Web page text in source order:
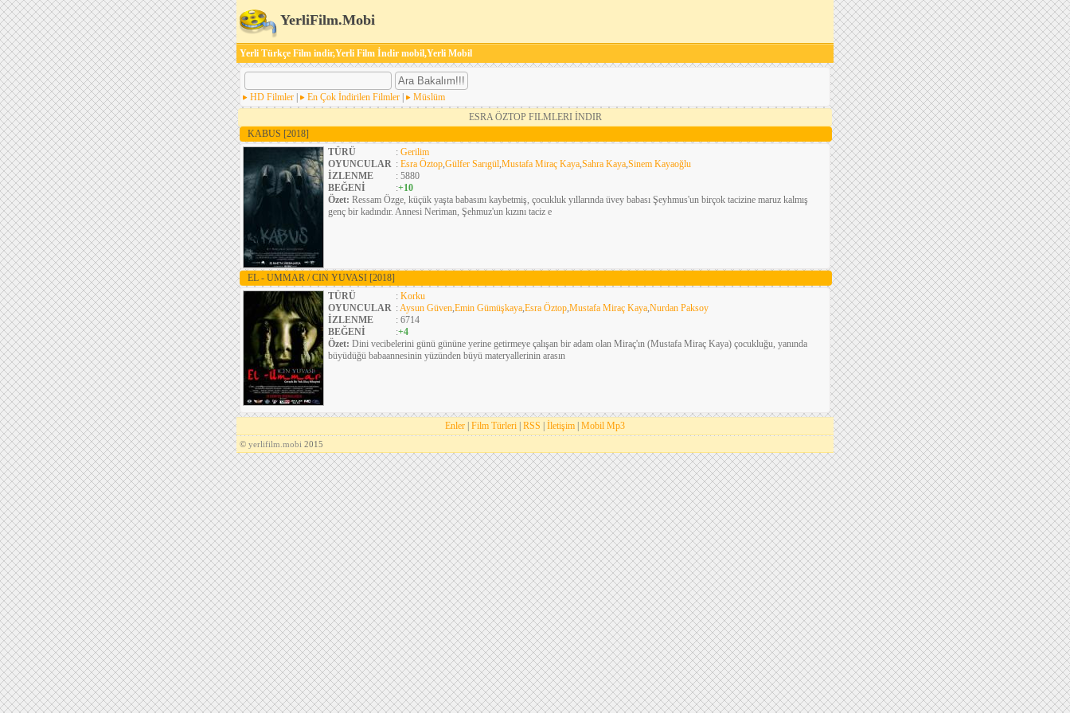
YerliFilm.Mobi
Yerli Türkçe Film indir,Yerli Film İndir mobil,Yerli Mobil
HD Filmler En Çok İndirilen Filmler
Müslüm
ESRA ÖZTOP FILMLERI İNDIR
KABUS [2018]
TÜRÜ
: Gerilim
OYUNCULAR : Esra Öztop,Gülfer Sarıgül,Mustafa Miraç Kaya,Sahra Kaya,Sinem Kayaoğlu
İZLENME
: 5880
BEĞENİ
:+10
Özet: Ressam Özge, küçük yaşta babasını kaybetmiş, çocukluk yıllarında üvey babası Şeyhmus'un birçok tacizine maruz kalmış
genç bir kadındır. Annesi Neriman, Şehmuz'un kızını taciz e
EL - UMMAR / CIN YUVASI [2018]
TÜRÜ
: Korku
OYUNCULAR :Aysun Güven,Emin Gümüşkaya,Esra Öztop,Mustafa Miraç Kaya,Nurdan Paksoy
İZLENME
: 6714
BEĞENİ
:+4
Özet: Dini vecibelerini günü gününe yerine getirmeye çalışan bir adam olan Miraç'ın (Mustafa Miraç Kaya) çocukluğu, yanında
büyüdüğü babaannesinin yüzünden büyü materyallerinin arasın
Enler Film Türleri RSS İletişim Mobil Mp3
© yerlifilm.mobi 2015